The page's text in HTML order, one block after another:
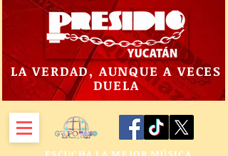
LA VERDAD, AUNQUE A VECES
DUELA